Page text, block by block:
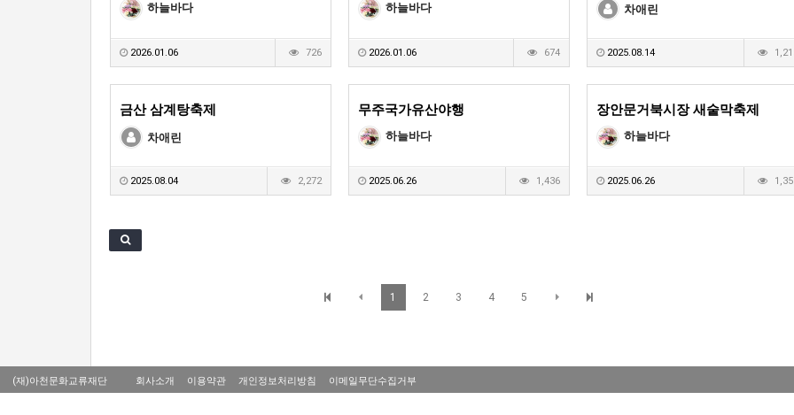
하늘바다
2026.01.06 726
하늘바다
2026.01.06 674
차애린
2025.08.14
금산 삼계탕축제
차애린
2025.08.04 2,272
무주국가유산야행
하늘바다
2025.06.26 1,436
장안문거북시장 새숱막축제
하늘바다
2025.06.26
1 2 3 4 5
(재)아천문화교류재단 회사소개 이용약관 개인정보처리방침 이메일무단수집거부